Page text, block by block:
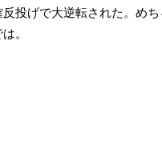
投げで大逆転された。めち
。